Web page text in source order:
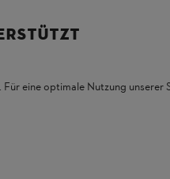
eine optimale Nutzung unserer